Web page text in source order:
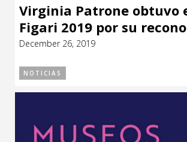
Virginia Patrone obtuvo
Figari 2019 por su
trayectoria
December 26, 2019
NOTICIAS